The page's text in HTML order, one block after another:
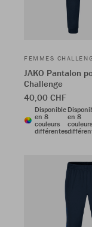
FEMMES
JAKO Pantalon
Challenge
40,00 CHF
Disponible
en 8
couleurs
différentes
en 8
couleurs